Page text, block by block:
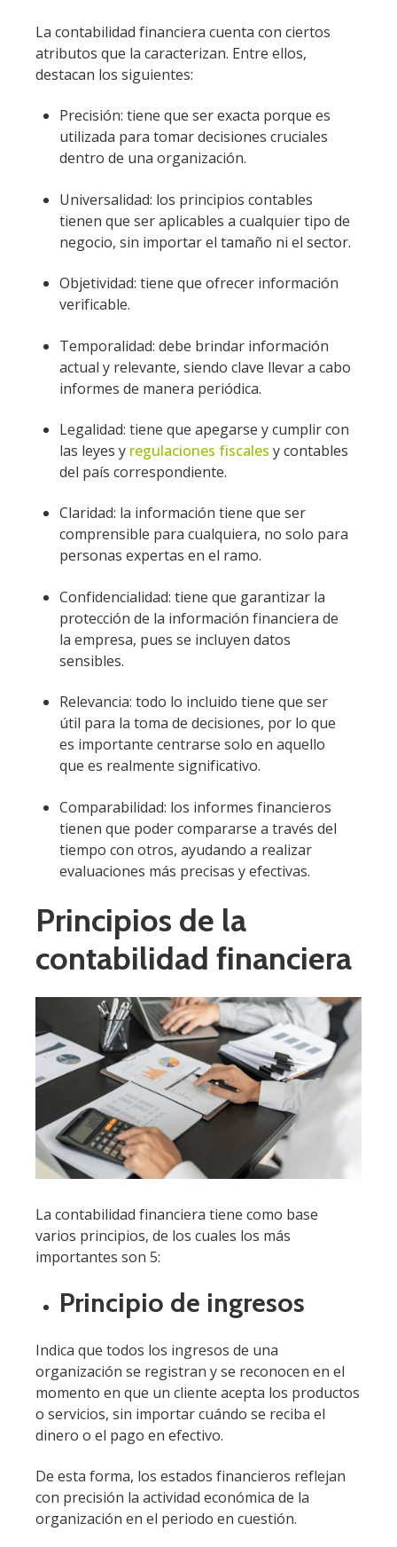
La contabilidad financiera cuenta con ciertos
atributos que la caracterizan. Entre ellos,
destacan los siguientes:
Precisión: tiene que ser exacta porque es
utilizada para tomar decisiones cruciales
dentro de una organización.
Universalidad: los principios contables
tienen que ser aplicables a cualquier tipo de
negocio, sin importar el tamaño ni el sector.
Objetividad: tiene que ofrecer información
verificable.
Temporalidad: debe brindar información
actual y relevante, siendo clave llevar a cabo
informes de manera periódica.
Legalidad: tiene que apegarse y cumplir con
las leyes y regulaciones fiscales y contables
del país correspondiente.
Claridad: la información tiene que ser
comprensible para cualquiera, no solo para
personas expertas en el ramo.
Confidencialidad: tiene que garantizar la
protección de la información financiera de
la empresa, pues se incluyen datos
sensibles.
Relevancia: todo lo incluido tiene que ser
útil para la toma de decisiones, por lo que
es importante centrarse solo en aquello
que es realmente significativo.
Comparabilidad: los informes financieros
tienen que poder compararse a través del
tiempo con otros, ayudando a realizar
evaluaciones más precisas y efectivas.
Principios de la
contabilidad financiera
La contabilidad financiera tiene como base
varios principios, de los cuales los más
importantes son 5:
Principio de ingresos
Indica que todos los ingresos de una
organización se registran y se reconocen en el
momento en que un cliente acepta los productos
o servicios, sin importar cuándo se reciba el
dinero o el pago en efectivo.
De esta forma, los estados financieros reflejan
con precisión la actividad económica de la
organización en el periodo en cuestión.